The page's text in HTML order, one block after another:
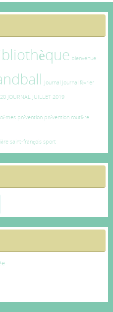
bienvenue
Journal Journal février
JOURNAL JUILLET 2019
prévention prévention routière
saint-françois sport